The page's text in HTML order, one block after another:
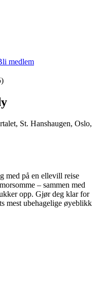
medlem
)
St. Hanshaugen, Oslo,
med på en ellevill reise
– sammen med
opp. Gjør deg klar for
mest ubehagelige øyeblikk